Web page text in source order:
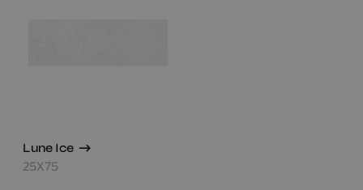
Lune Ice
25X75